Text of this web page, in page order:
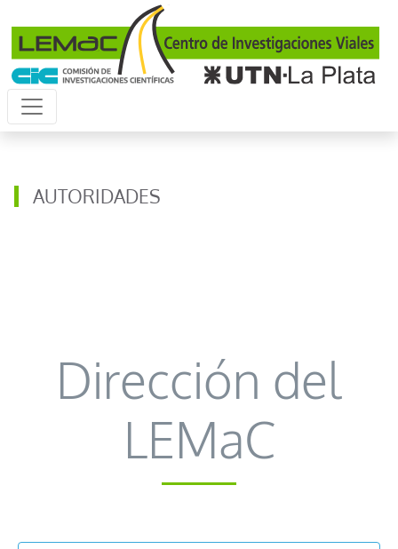
Pasar al contenido principal
AUTORIDADES
Dirección del
LEMaC